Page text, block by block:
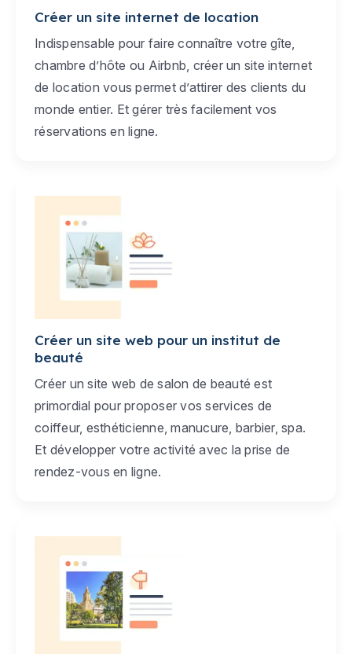
Créer un site internet de location
Indispensable pour faire connaître votre gîte,
chambre d’hôte ou Airbnb, créer un site internet
de location vous permet d’attirer des clients du
monde entier. Et gérer très facilement vos
réservations en ligne.
Créer un site web pour un institut de
beauté
Créer un site web de salon de beauté est
primordial pour proposer vos services de
coiffeur, esthéticienne, manucure, barbier, spa.
Et développer votre activité avec la prise de
rendez-vous en ligne.